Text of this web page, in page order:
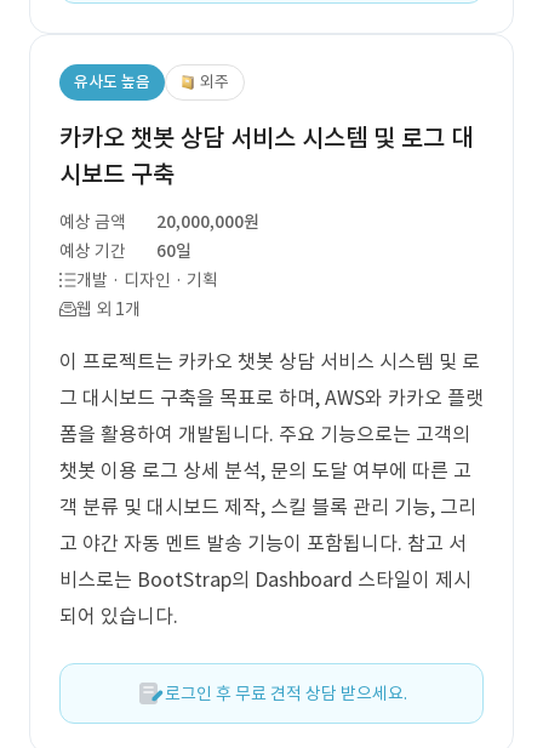
유사도 높음 외주
카카오 챗봇 상담 서비스 시스템 및 로그 대
시보드 구축
예상 금액
20,000,000원
예상 기간
60일
개발 · 디자인 · 기획
웹 외 1개
이 프로젝트는 카카오 챗봇 상담 서비스 시스템 및 로
그 대시보드 구축을 목표로 하며, AWS와 카카오 플랫
폼을 활용하여 개발됩니다. 주요 기능으로는 고객의
챗봇 이용 로그 상세 분석, 문의 도달 여부에 따른 고
객 분류 및 대시보드 제작, 스킬 블록 관리 기능, 그리
고 야간 자동 멘트 발송 기능이 포함됩니다. 참고 서
비스로는 BootStrap의 Dashboard 스타일이 제시
되어 있습니다.
로그인 후 무료 견적 상담 받으세요.